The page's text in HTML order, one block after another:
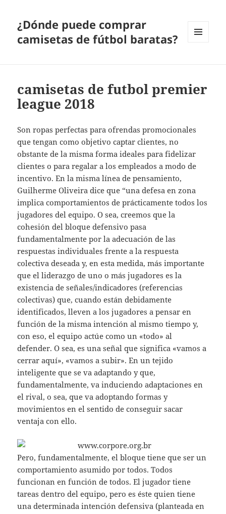
¿Dónde puede comprar
camisetas de fútbol baratas?
camisetas de futbol premier
league 2018
Son ropas perfectas para ofrendas promocionales
que tengan como objetivo captar clientes, no
obstante de la misma forma ideales para fidelizar
clientes o para regalar a los empleados a modo de
incentivo. En la misma línea de pensamiento,
Guilherme Oliveira dice que “una defesa en zona
implica comportamientos de prácticamente todos los
jugadores del equipo. O sea, creemos que la
cohesión del bloque defensivo pasa
fundamentalmente por la adecuación de las
respuestas individuales frente a la respuesta
colectiva deseada y, en esta medida, más importante
que el liderazgo de uno o más jugadores es la
existencia de señales/indicadores (referencias
colectivas) que, cuando están debidamente
identificados, lleven a los jugadores a pensar en
función de la misma intención al mismo tiempo y,
con eso, el equipo actúe como un «todo» al
defender. O sea, es una señal que significa «vamos a
cerrar aquí», «vamos a subir». En un tejido
inteligente que se va adaptando y que,
fundamentalmente, va induciendo adaptaciones en
el rival, o sea, que va adoptando formas y
movimientos en el sentido de conseguir sacar
ventaja con ello.
Pero, fundamentalmente, el bloque tiene que ser un
comportamiento asumido por todos. Todos
funcionan en función de todos. El jugador tiene
tareas dentro del equipo, pero es éste quien tiene
una determinada intención defensiva (planteada en